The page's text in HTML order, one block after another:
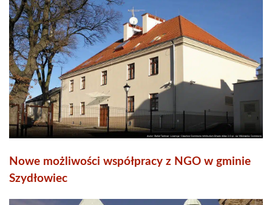
Nowe możliwości współpracy z NGO w gminie
Szydłowiec